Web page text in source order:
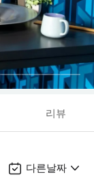
리뷰
다른날짜